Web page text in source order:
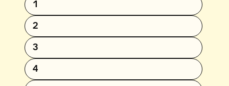
1
2
3
4